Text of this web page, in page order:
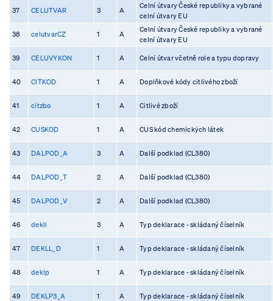
37 CELUTVAR 3 A
Celní útvary České republiky a vybrané
celní útvary EU
38 celutvarCZ 1 A
Celní útvary České republiky a vybrané
celní útvary EU
39 CELUVYKON 1 A Celní útvar včetně role a typu dopravy
40 CITKOD 1 A Doplňkové kódy citlivého zboží
41 citzbo 1 A Citlivé zboží
42 CUSKOD 1 A CUS kód chemických látek
43 DALPOD_A 3 A Další podklad (CL380)
44 DALPOD_T 2 A Další podklad (CL380)
45 DALPOD_V 2 A Další podklad (CL380)
46 dekll 3 A Typ deklarace - skládaný číselník
47 DEKLL_D 1 A Typ deklarace - skládaný číselník
48 deklp 1 A Typ deklarace - skládaný číselník
49 DEKLP3_A 1 A Typ deklarace - skládaný číselník